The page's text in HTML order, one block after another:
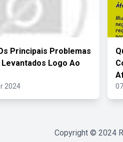
Principais Problemas
Logo Ao
2024
Copyright © 2024